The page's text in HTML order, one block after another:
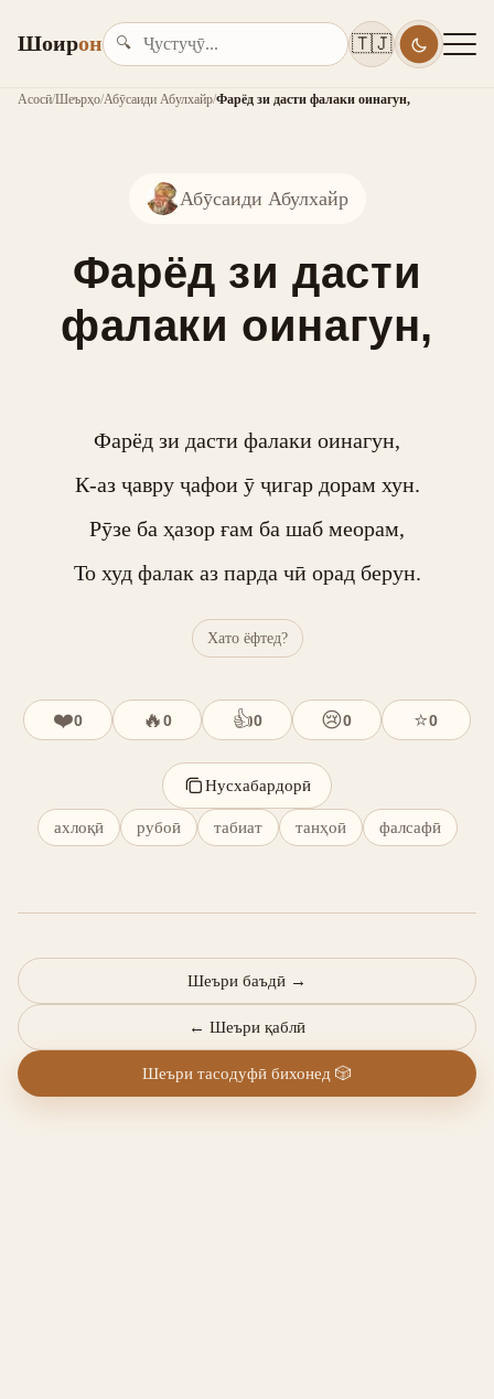
Шоирон 🔍 🇹🇯
Асосӣ/Шеърҳо/Абӯсаиди Абулхайр/Фарёд зи дасти фалаки оинагун,
Абӯсаиди Абулхайр
Фарёд зи дасти
фалаки оинагун,
Фарёд зи дасти фалаки оинагун,
К-аз ҷавру ҷафои ӯ ҷигар дорам хун.
Рӯзе ба ҳазор ғам ба шаб меорам,
То худ фалак аз парда чӣ орад берун.
Хато ёфтед?
❤️0 🔥0 👍0 😢0 ⭐0
Нусхабардорӣ
ахлоқӣ рубоӣ табиат танҳоӣ фалсафӣ
← Шеъри қаблӣ
Шеъри баъдӣ →
Шеъри тасодуфӣ бихонед 🎲